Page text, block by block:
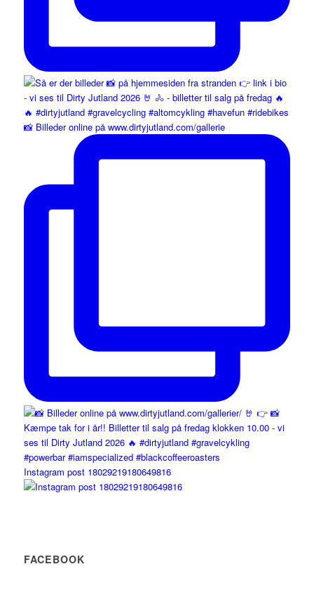
📸 Billeder online på www.dirtyjutland.com/gallerie
Instagram post 18029219180649816
FACEBOOK